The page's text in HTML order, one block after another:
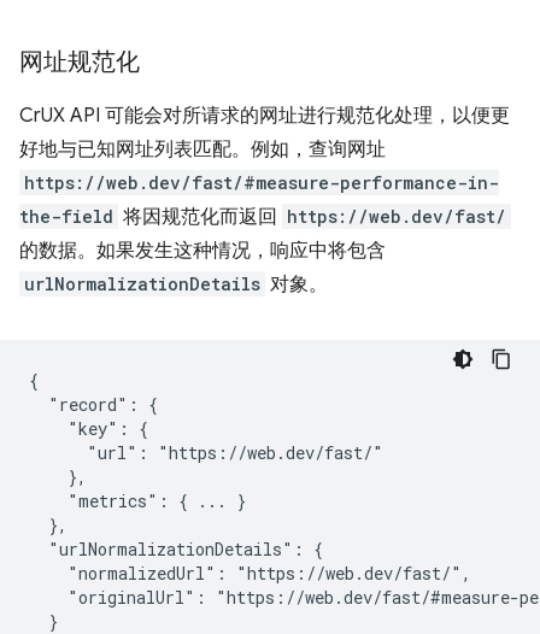
网址规范化
CrUX API 可能会对所请求的网址进行规范化处理，以便更
好地与已知网址列表匹配。例如，查询网址
https://web.dev/fast/#measure-performance-in-
the-field 将因规范化而返回 https://web.dev/fast/
的数据。如果发生这种情况，响应中将包含
urlNormalizationDetails 对象。
{
  "record": {
    "key": {
      "url": "https://web.dev/fast/"
    },
    "metrics": { ... }
  },
  "urlNormalizationDetails": {
    "normalizedUrl": "https://web.dev/fast/",
"originalUrl": "https://web.dev/fast/#measure-
  }